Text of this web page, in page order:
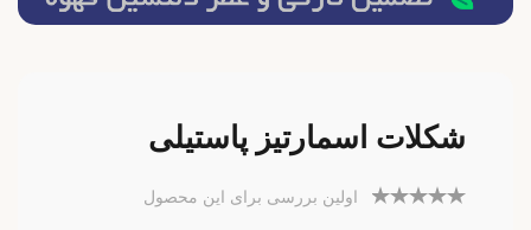
شکلات اسمارتیز پاستیلی
اولین بررسی برای این محصول